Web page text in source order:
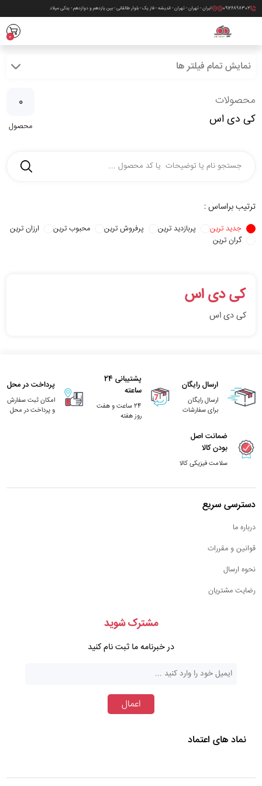
09126898302 ایران - تهران - تهران - اندیشه - فاز یک - بلوار طالقانی - بین یازدهم و دوازدهم - یدکی میلاد
0
نمایش تمام فیلتر ها
محصولات
کی دی اس
0
محصول
ترتیب براساس :
جدید ترین پربازدید ترین پرفروش ترین محبوب ترین
ارزان ترین
گران ترین
کی دی اس
کی دی اس
ارسال رایگان
ارسال رایگان
برای سفارشات
پشتیبانی 24
ساعته
24 ساعت و هفت
روز هفته
پرداخت در محل
امکان ثبت سفارش
و پرداخت در محل
ضمانت اصل
بودن کالا
سلامت فیزیکی کالا
دسترسی سریع
درباره ما
قوانین و مقررات
نحوه ارسال
رضایت مشتریان
مشترک شوید
در خبرنامه ما ثبت نام کنید
اعمال
نماد های اعتماد